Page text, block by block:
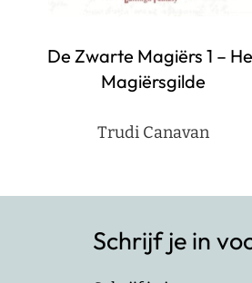
De Zwarte Magiërs 1 –
Magiërsgilde
Trudi Canavan
Schrijf je in